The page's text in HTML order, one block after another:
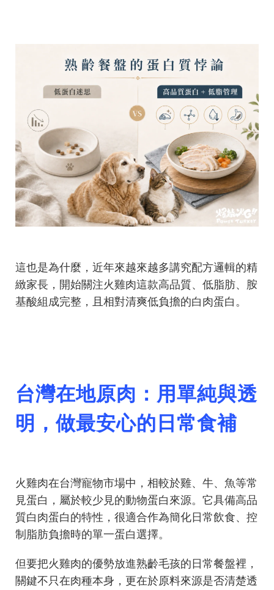
這也是為什麼，近年來越來越多講究配方邏輯的精
緻家長，開始關注火雞肉這款高品質、低脂肪、胺
基酸組成完整，且相對清爽低負擔的白肉蛋白。
台灣在地原肉：用單純與透
明，做最安心的日常食補
火雞肉在台灣寵物市場中，相較於雞、牛、魚等常
見蛋白，屬於較少見的動物蛋白來源。它具備高品
質白肉蛋白的特性，很適合作為簡化日常飲食、控
制脂肪負擔時的單一蛋白選擇。
但要把火雞肉的優勢放進熟齡毛孩的日常餐盤裡，
關鍵不只在肉種本身，更在於原料來源是否清楚透